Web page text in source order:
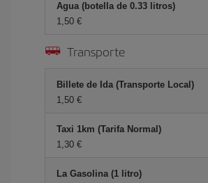
Agua (botella de 0.33 litros)
1,50 €
Transporte
Billete de Ida (Transporte Local)
1,50 €
Taxi 1km (Tarifa Normal)
1,30 €
La Gasolina (1 litro)